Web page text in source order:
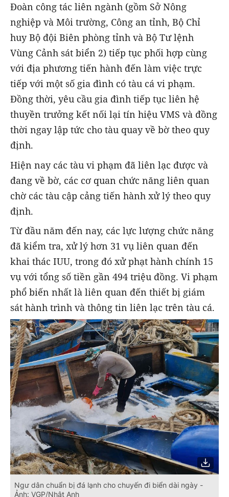
Đoàn công tác liên ngành (gồm Sở Nông
nghiệp và Môi trường, Công an tỉnh, Bộ Chỉ
huy Bộ đội Biên phòng tỉnh và Bộ Tư lệnh
Vùng Cảnh sát biển 2) tiếp tục phối hợp cùng
với địa phương tiến hành đến làm việc trực
tiếp với một số gia đình có tàu cá vi phạm.
Đồng thời, yêu cầu gia đình tiếp tục liên hệ
thuyền trưởng kết nối lại tín hiệu VMS và đồng
thời ngay lập tức cho tàu quay về bờ theo quy
định.
Hiện nay các tàu vi phạm đã liên lạc được và
đang về bờ, các cơ quan chức năng liên quan
chờ các tàu cập cảng tiến hành xử lý theo quy
định.
Từ đầu năm đến nay, các lực lượng chức năng
đã kiểm tra, xử lý hơn 31 vụ liên quan đến
khai thác IUU, trong đó xử phạt hành chính 15
vụ với tổng số tiền gần 494 triệu đồng. Vi phạm
phổ biến nhất là liên quan đến thiết bị giám
sát hành trình và thông tin liên lạc trên tàu cá.
Ngư dân chuẩn bị đá lạnh cho chuyến đi biển dài ngày -
Ảnh: VGP/Nhật Anh